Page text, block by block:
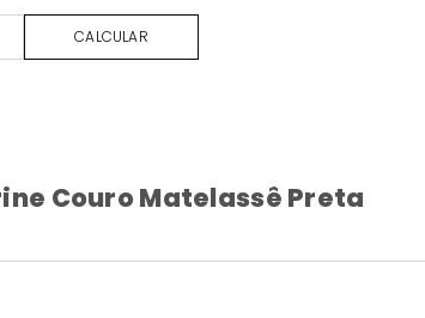
CALCULAR
Couro Matelassê Preta